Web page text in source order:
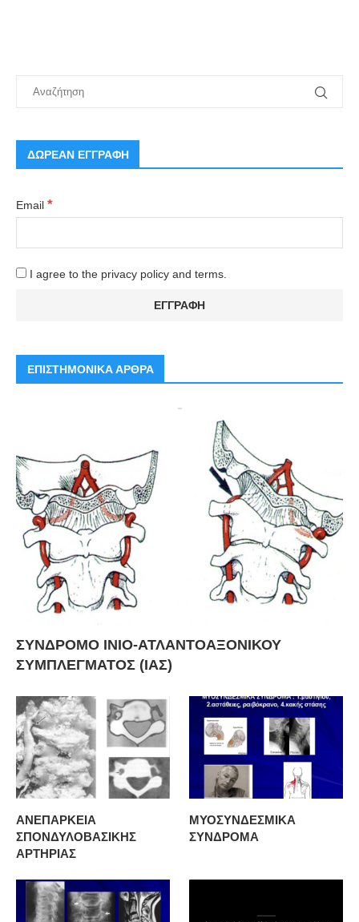
ΔΩΡΕΑΝ ΕΓΓΡΑΦΗ
Email *
I agree to the privacy policy and terms.
ΕΠΙΣΤΗΜΟΝΙΚΑ ΑΡΘΡΑ
ΣΥΝΔΡΟΜΟ ΙΝΙΟ-ΑΤΛΑΝΤΟΑΞΟΝΙΚΟΥ
ΣΥΜΠΛΕΓΜΑΤΟΣ (ΙΑΣ)
ΑΝΕΠΑΡΚΕΙΑ
ΣΠΟΝΔΥΛΟΒΑΣΙΚΗΣ
ΑΡΤΗΡΙΑΣ
ΜΥΟΣΥΝΔΕΣΜΙΚΑ
ΣΥΝΔΡΟΜΑ